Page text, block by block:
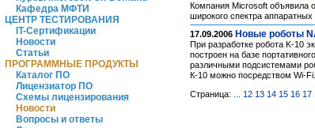
Кафедра МФТИ
ЦЕНТР ТЕСТИРОВАНИЯ
IT-Сертификации
Новости
Статьи
ПРОГРАММНЫЕ ПРОДУКТЫ
Каталог ПО
Лицензиатор ПО
Схемы лицензирования
Новости
Вопросы и ответы
Компания Microsoft объявила
широкого спектра
17.09.2006 Новые роботы
При разработке робота K-10
построен на базе
различными подсистемами
К-10 можно посредством Wi-
Страница: 12 13 14 15 16 17